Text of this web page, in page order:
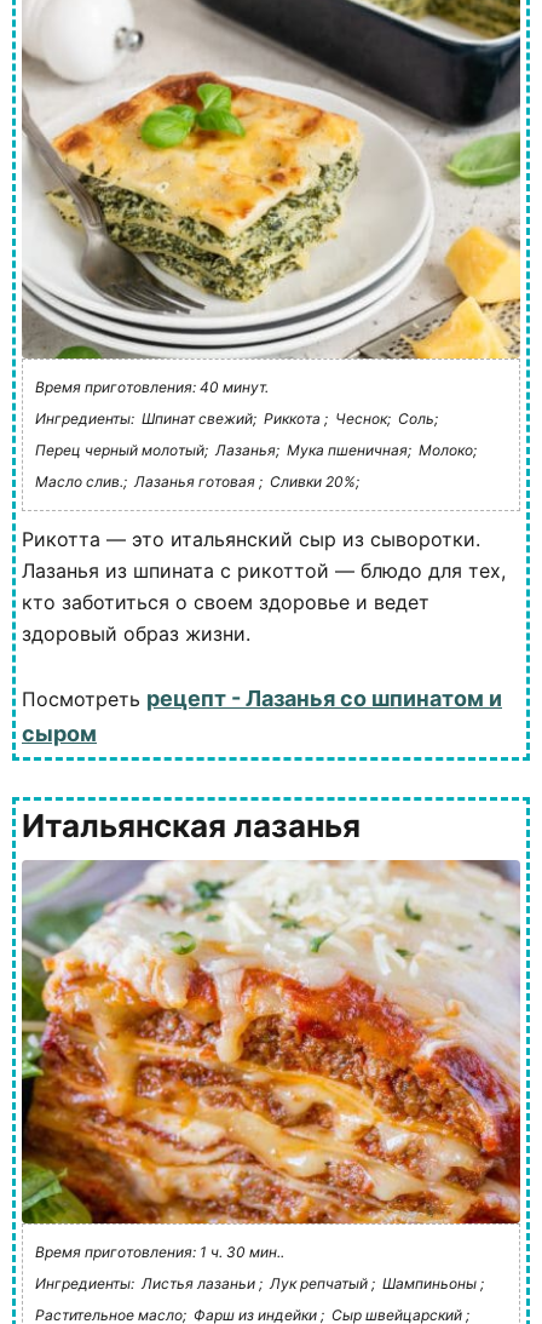
Время приготовления: 40 минут.
Ингредиенты: Шпинат свежий; Риккота ; Чеснок; Соль;
Перец черный молотый; Лазанья; Мука пшеничная; Молоко;
Масло слив.; Лазанья готовая ; Сливки 20%;
Рикотта — это итальянский сыр из сыворотки.
Лазанья из шпината с рикоттой — блюдо для тех,
кто заботиться о своем здоровье и ведет
здоровый образ жизни.
Посмотреть рецепт - Лазанья со шпинатом и
сыром
Итальянская лазанья
Время приготовления: 1 ч. 30 мин..
Ингредиенты: Листья лазаньи ; Лук репчатый ; Шампиньоны ;
Растительное масло; Фарш из индейки ; Сыр швейцарский ;